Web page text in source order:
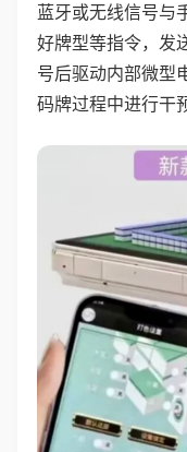
蓝牙或无线信号与
好牌型等指令，发
号后驱动内部微型
码牌过程中进行干